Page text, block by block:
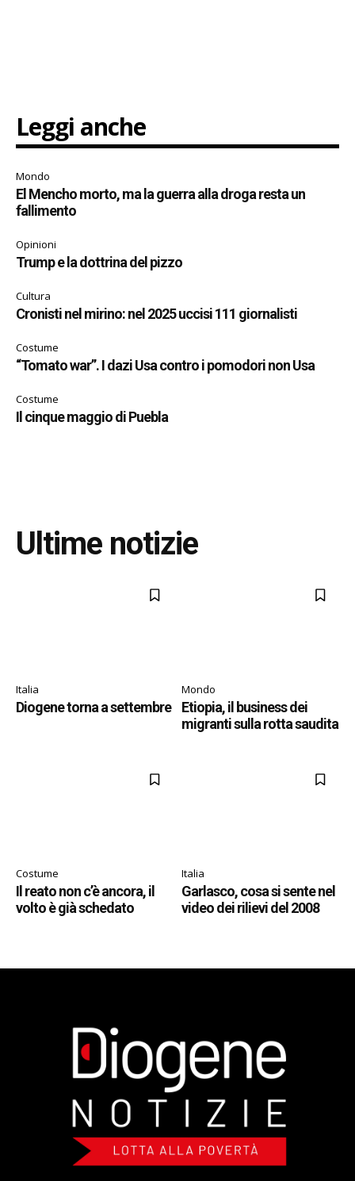
Leggi anche
Mondo
El Mencho morto, ma la guerra alla droga resta un
fallimento
Opinioni
Trump e la dottrina del pizzo
Cultura
Cronisti nel mirino: nel 2025 uccisi 111 giornalisti
Costume
“Tomato war”. I dazi Usa contro i pomodori non Usa
Costume
Il cinque maggio di Puebla
Ultime notizie
Italia
Diogene torna a settembre
Mondo
Etiopia, il business dei
migranti sulla rotta saudita
Costume
Il reato non c’è ancora, il
volto è già schedato
Italia
Garlasco, cosa si sente nel
video dei rilievi del 2008